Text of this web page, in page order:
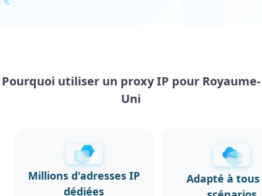
Pourquoi utiliser un proxy IP pour Royaume-
Uni
Millions d'adresses IP
dédiées
Adapté à tous